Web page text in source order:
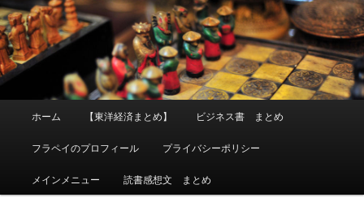
動
ュ
ホーム 【東洋経済まとめ】 ビジネス書 まとめ
フラペイのプロフィール プライバシーポリシー
メインメニュー 読書感想文 まとめ